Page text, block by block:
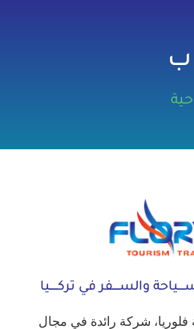
والســــفر في تركـــــيا
شركة رائدة في مجال